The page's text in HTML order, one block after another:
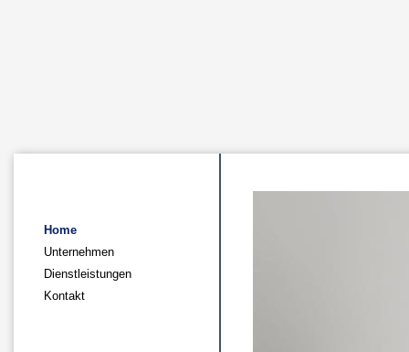
Home
Unternehmen
Dienstleistungen
Kontakt